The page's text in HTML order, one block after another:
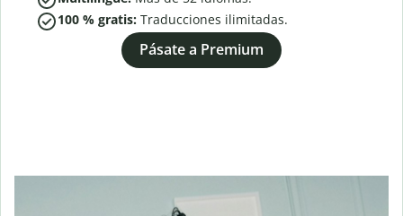
100 % gratis: Traducciones ilimitadas.
Pásate a Premium